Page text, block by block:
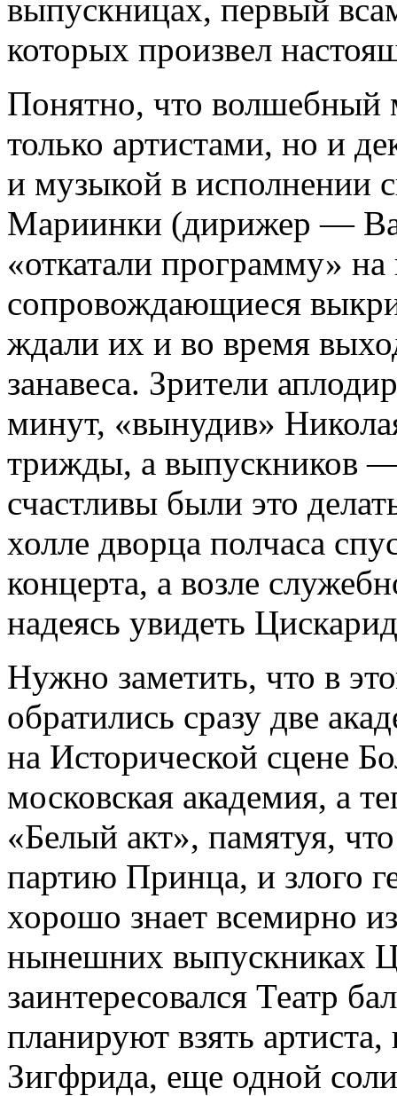
выпускницах, первый
которых произвел
Понятно, что волшебный
только артистами, но и
и музыкой в исполнении
Мариинки (дирижер —
«откатали программу»
сопровождающиеся
ждали их и во время
занавеса. Зрители
минут, «вынудив»
трижды, а выпускников
счастливы были это
холле дворца полчаса
концерта, а возле
надеясь увидеть
Нужно заметить, что в
обратились сразу две
на Исторической сцене
московская академия, а
«Белый акт», памятуя,
партию Принца, и злого
хорошо знает всемирно
нынешних выпускниках
заинтересовался Театр
планируют взять
Зигфрида, еще одной